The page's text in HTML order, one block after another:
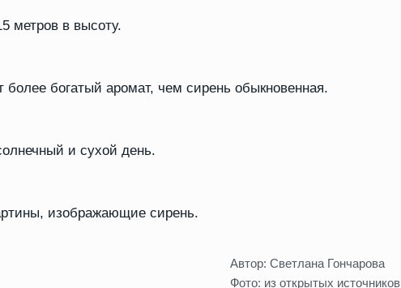
метров в высоту.
более богатый аромат, чем сирень обыкновенная.
и сухой день.
изображающие сирень.
Автор: Светлана Гончарова
Фото: из открытых источников